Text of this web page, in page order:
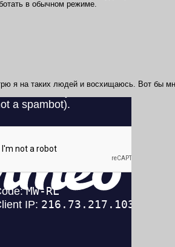
в обычном режиме.
я на таких людей и восхищаюсь. Вот бы